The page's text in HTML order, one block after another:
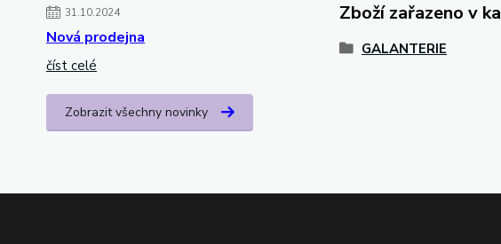
31.10.2024
Nová prodejna
číst celé
Zobrazit všechny novinky
Zboží zařazeno v
GALANTERIE